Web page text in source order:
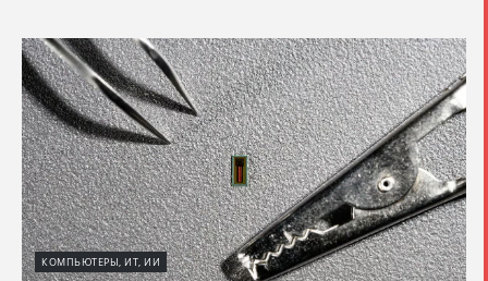
КОМПЬЮТЕРЫ, ИТ, ИИ